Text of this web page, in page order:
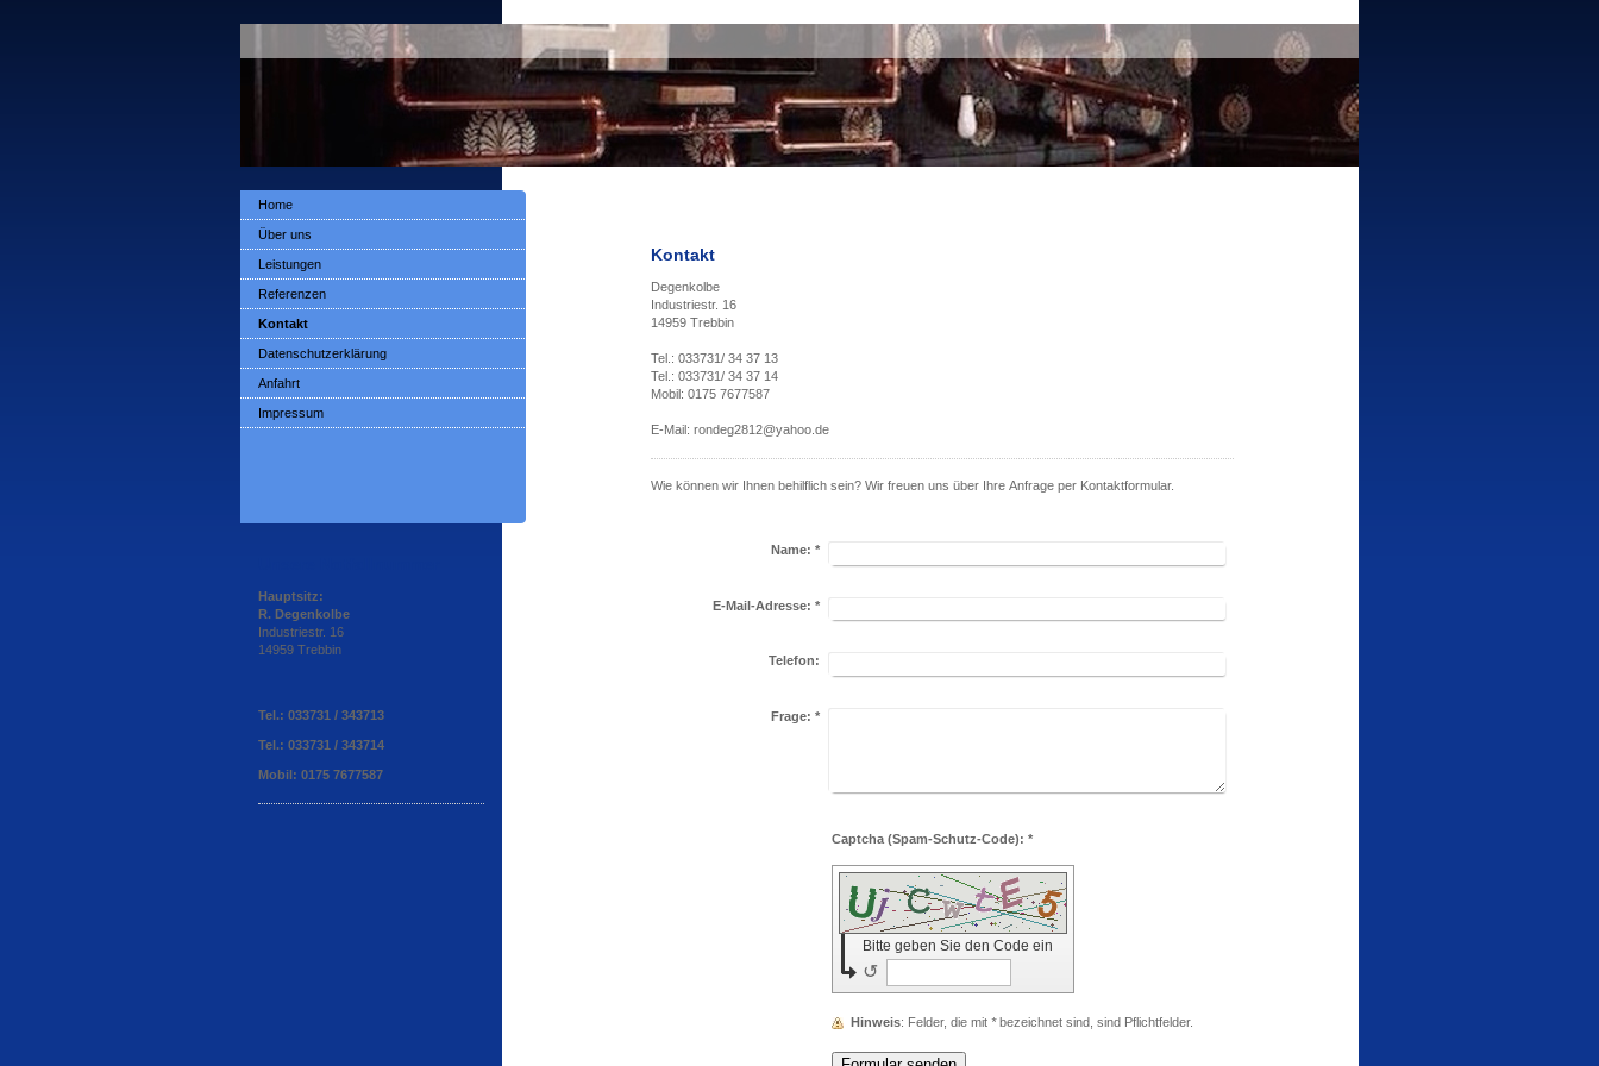
Kontakt
Degenkolbe
Industriestr. 16
14959 Trebbin
Tel.: 033731/ 34 37 13
Tel.: 033731/ 34 37 14
Mobil: 0175 7677587
E-Mail: rondeg2812@yahoo.de
Wie können wir Ihnen behilflich sein? Wir freuen uns über Ihre Anfrage per Kontaktformular.
Name: *
E-Mail-Adresse: *
Telefon:
Frage: *
Captcha (Spam-Schutz-Code): *
Bitte geben Sie den Code ein
↺
Hinweis : Felder, die mit *bezeichnet sind, sind Pflichtfelder.
Home
Über uns
Leistungen
Referenzen
Kontakt
Datenschutzerklärung
Anfahrt
Impressum
Hauptsitz:
R. Degenkolbe
Industriestr. 16
14959 Trebbin
Tel.: 033731 / 343713
Tel.: 033731 / 343714
Mobil: 0175 7677587